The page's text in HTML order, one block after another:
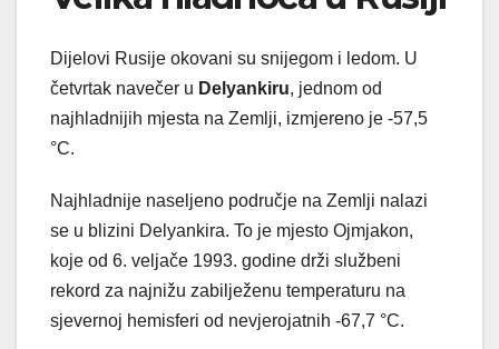
Dijelovi Rusije okovani su snijegom i ledom. U
četvrtak navečer u Delyankiru, jednom od
najhladnijih mjesta na Zemlji, izmjereno je -57,5
°C.
Najhladnije naseljeno područje na Zemlji nalazi
se u blizini Delyankira. To je mjesto Ojmjakon,
koje od 6. veljače 1993. godine drži službeni
rekord za najnižu zabilježenu temperaturu na
sjevernoj hemisferi od nevjerojatnih -67,7 °C.